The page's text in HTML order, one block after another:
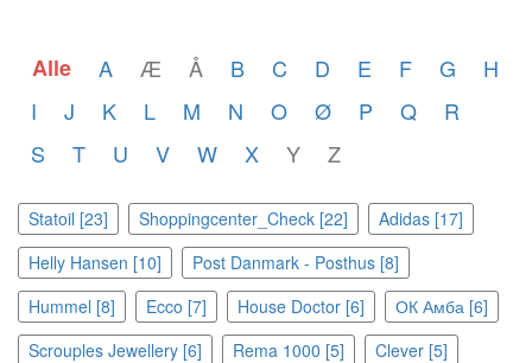
Alle A Æ Å B C D E F G
H
I
J K L M N O Ø P Q
R
S
T U V W X Y Z
Statoil [23] Shoppingcenter_Check [22]
Adidas [17]
Helly Hansen [10]
Post Danmark - Posthus [8]
Hummel [8]
Ecco [7] House Doctor [6]
ОК Амба [6]
Scrouples Jewellery [6]
Rema 1000 [5]
Clever [5]